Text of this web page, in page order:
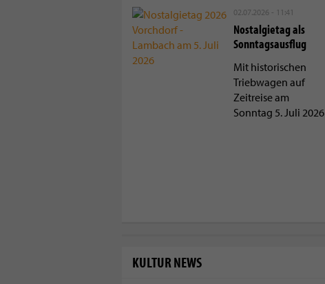
02.07.2026 - 11:41
Nostalgietag als
Sonntagsausflug
Mit historischen
Triebwagen auf
Zeitreise am
Sonntag 5. Juli 2026
KULTUR NEWS